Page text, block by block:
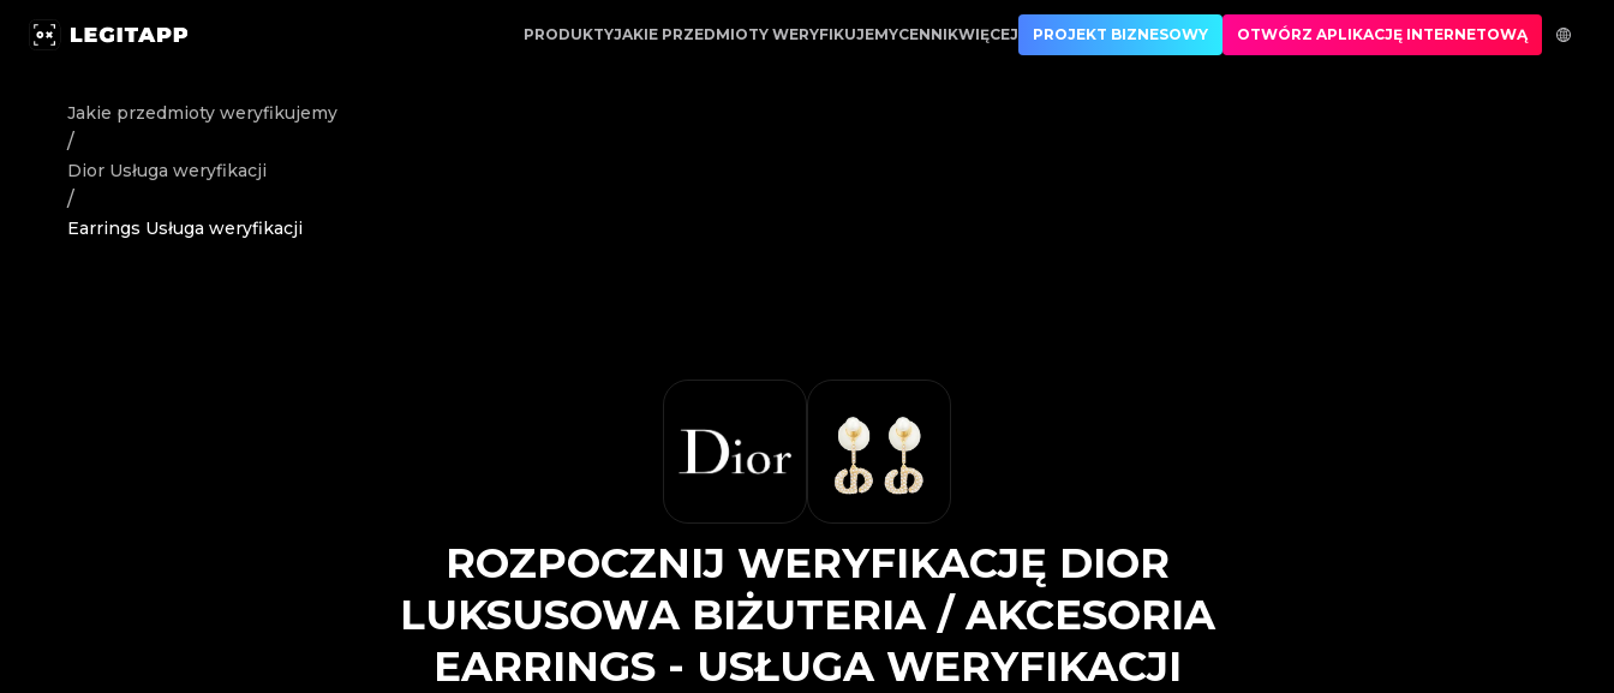
Rozpocznij weryfikację Dior Luksusowa biżuteria / Akcesoria Earrings - Usługa weryfikacji | LegitApp | Twój zaufany partner w weryfikacji luksusowych produktów
PRODUKTYJAKIE PRZEDMIOTY WERYFIKUJEMYCENNIKWIĘCEJ PROJEKT BIZNESOWY OTWÓRZ APLIKACJĘ INTERNETOWĄ
Jakie przedmioty weryfikujemy
/
Dior Usługa weryfikacji
/
Earrings Usługa weryfikacji
ROZPOCZNIJ WERYFIKACJĘ DIOR
LUKSUSOWA BIŻUTERIA / AKCESORIA
EARRINGS- USŁUGA WERYFIKACJI